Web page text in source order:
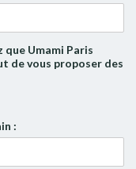
que Umami Paris
de vous proposer des
: